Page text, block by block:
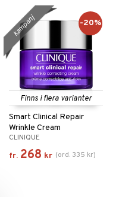
Finns i flera varianter
Smart Clinical Repair
Wrinkle Cream
CLINIQUE
fr. 268 kr (ord. 335 kr)
kampanj -20%